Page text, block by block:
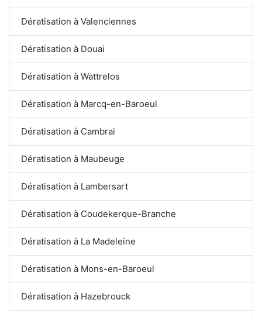
Dératisation à Valenciennes
Dératisation à Douai
Dératisation à Wattrelos
Dératisation à Marcq-en-Baroeul
Dératisation à Cambrai
Dératisation à Maubeuge
Dératisation à Lambersart
Dératisation à Coudekerque-Branche
Dératisation à La Madeleine
Dératisation à Mons-en-Baroeul
Dératisation à Hazebrouck